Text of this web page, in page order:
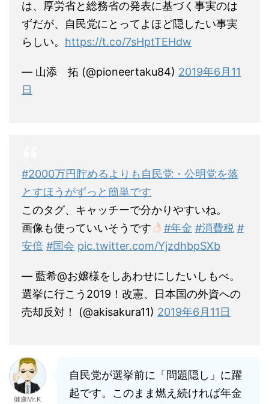
は、厚労省と総務省の発表に基づく事実のは
ずだが、自民党にとってよほど隠したい事実
らしい。 https://t.co/7sHptTEHdw
— 山添 拓 (@pioneertaku84) 2019年6月11
日
#2000万円貯めるよりも自民党・公明党を落
とすほうがずっと簡単です
このタグ、キャッチーで分かりやすいね。
画像も使っていいそうです
#年金 #消費税 #
安倍 #国会 pic.twitter.com/YjzdhbpSXb
— 藍希@お嬢様をしあわせにしたいしもべ。
選挙に行こう2019！改憲、日本国の外資への
売却反対！ (@akisakura11) 2019年6月11日
健康Mr.K
自民党が選挙前に「問題隠し」に躍
起です。このまま燃え続ければ年金